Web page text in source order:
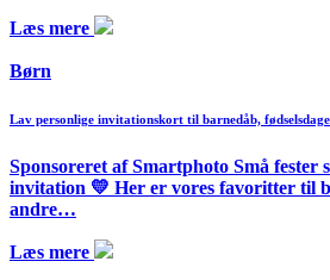
Læs mere
Børn
Lav personlige invitationskort til barnedåb,
Sponsoreret af Smartphoto Små fester
invitation 💛 Her er vores favoritter til
andre…
Læs mere